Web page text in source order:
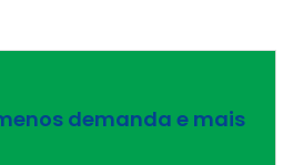
demanda e mais